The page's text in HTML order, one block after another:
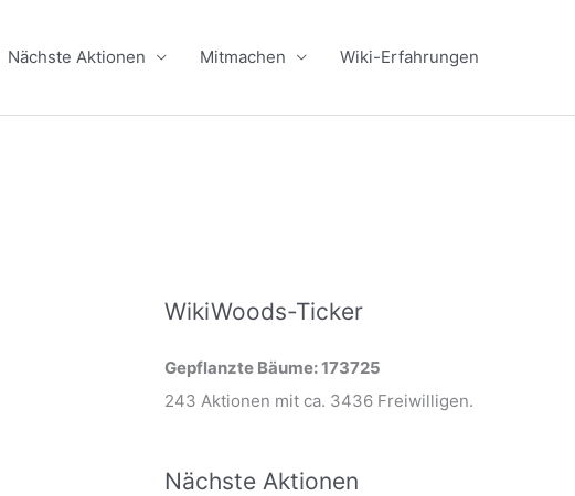
Nächste Aktionen Mitmachen Wiki-Erfahrungen
WikiWoods-Ticker
Gepflanzte Bäume: 173725
243 Aktionen mit ca. 3436 Freiwilligen.
Nächste Aktionen